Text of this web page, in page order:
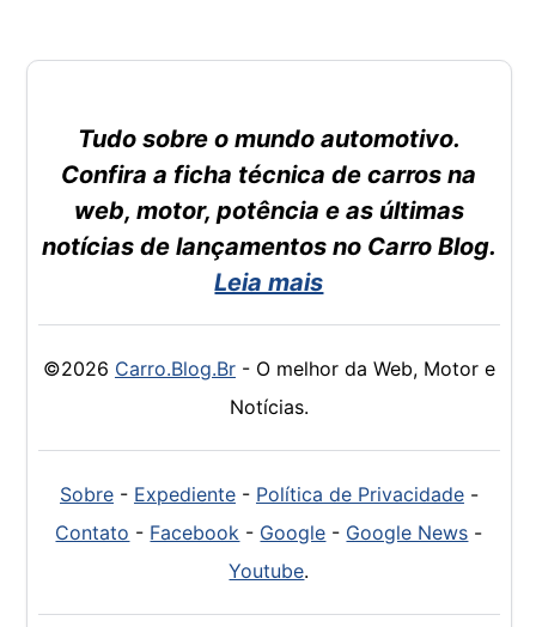
Tudo sobre o mundo automotivo.
Confira a ficha técnica de carros na
web, motor, potência e as últimas
notícias de lançamentos no Carro Blog.
Leia mais
©2026 Carro.Blog.Br- O melhor da Web, Motor e
Notícias.
Sobre- Expediente- Política de Privacidade-
Contato - Facebook - Google - Google News -
Youtube.